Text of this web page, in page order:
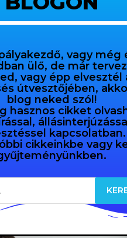
vagy még
ülő, de már
vagy épp elvesztél
útvesztőjében,
blog neked szól!
hasznos cikket
kapcsolatban.
cikkeinkbe vagy